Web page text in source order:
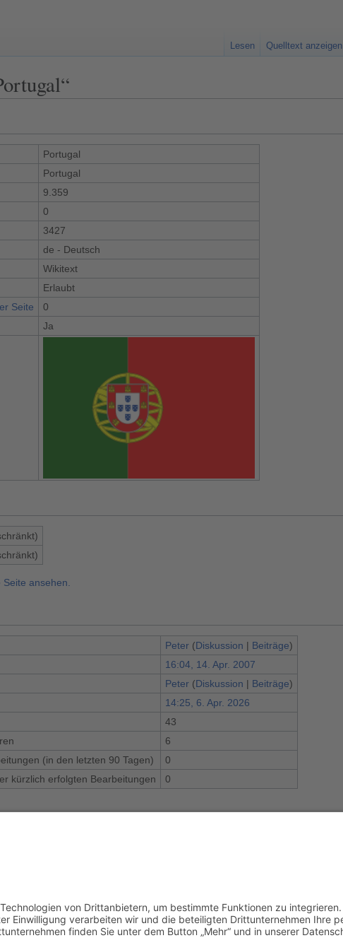
Portugal
Portugal
9.359
0
3427
de - Deutsch
Wikitext
Erlaubt
Seite
0
Ja
ansehen.
Peter (Diskussion | Beiträge)
16:04, 14. Apr. 2007
Peter (Diskussion | Beiträge)
14:25, 6. Apr. 2026
43
6
(in den letzten 90 Tagen)
0
kürzlich erfolgten Bearbeitungen
0
(Quelltext anzeigen)
Link(Quelltext anzeigen )
Lesen Quelltext anzeigen